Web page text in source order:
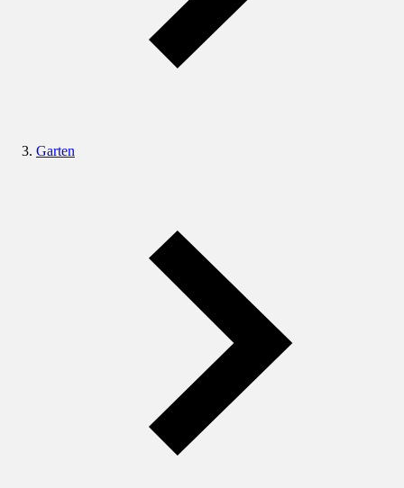
Garten